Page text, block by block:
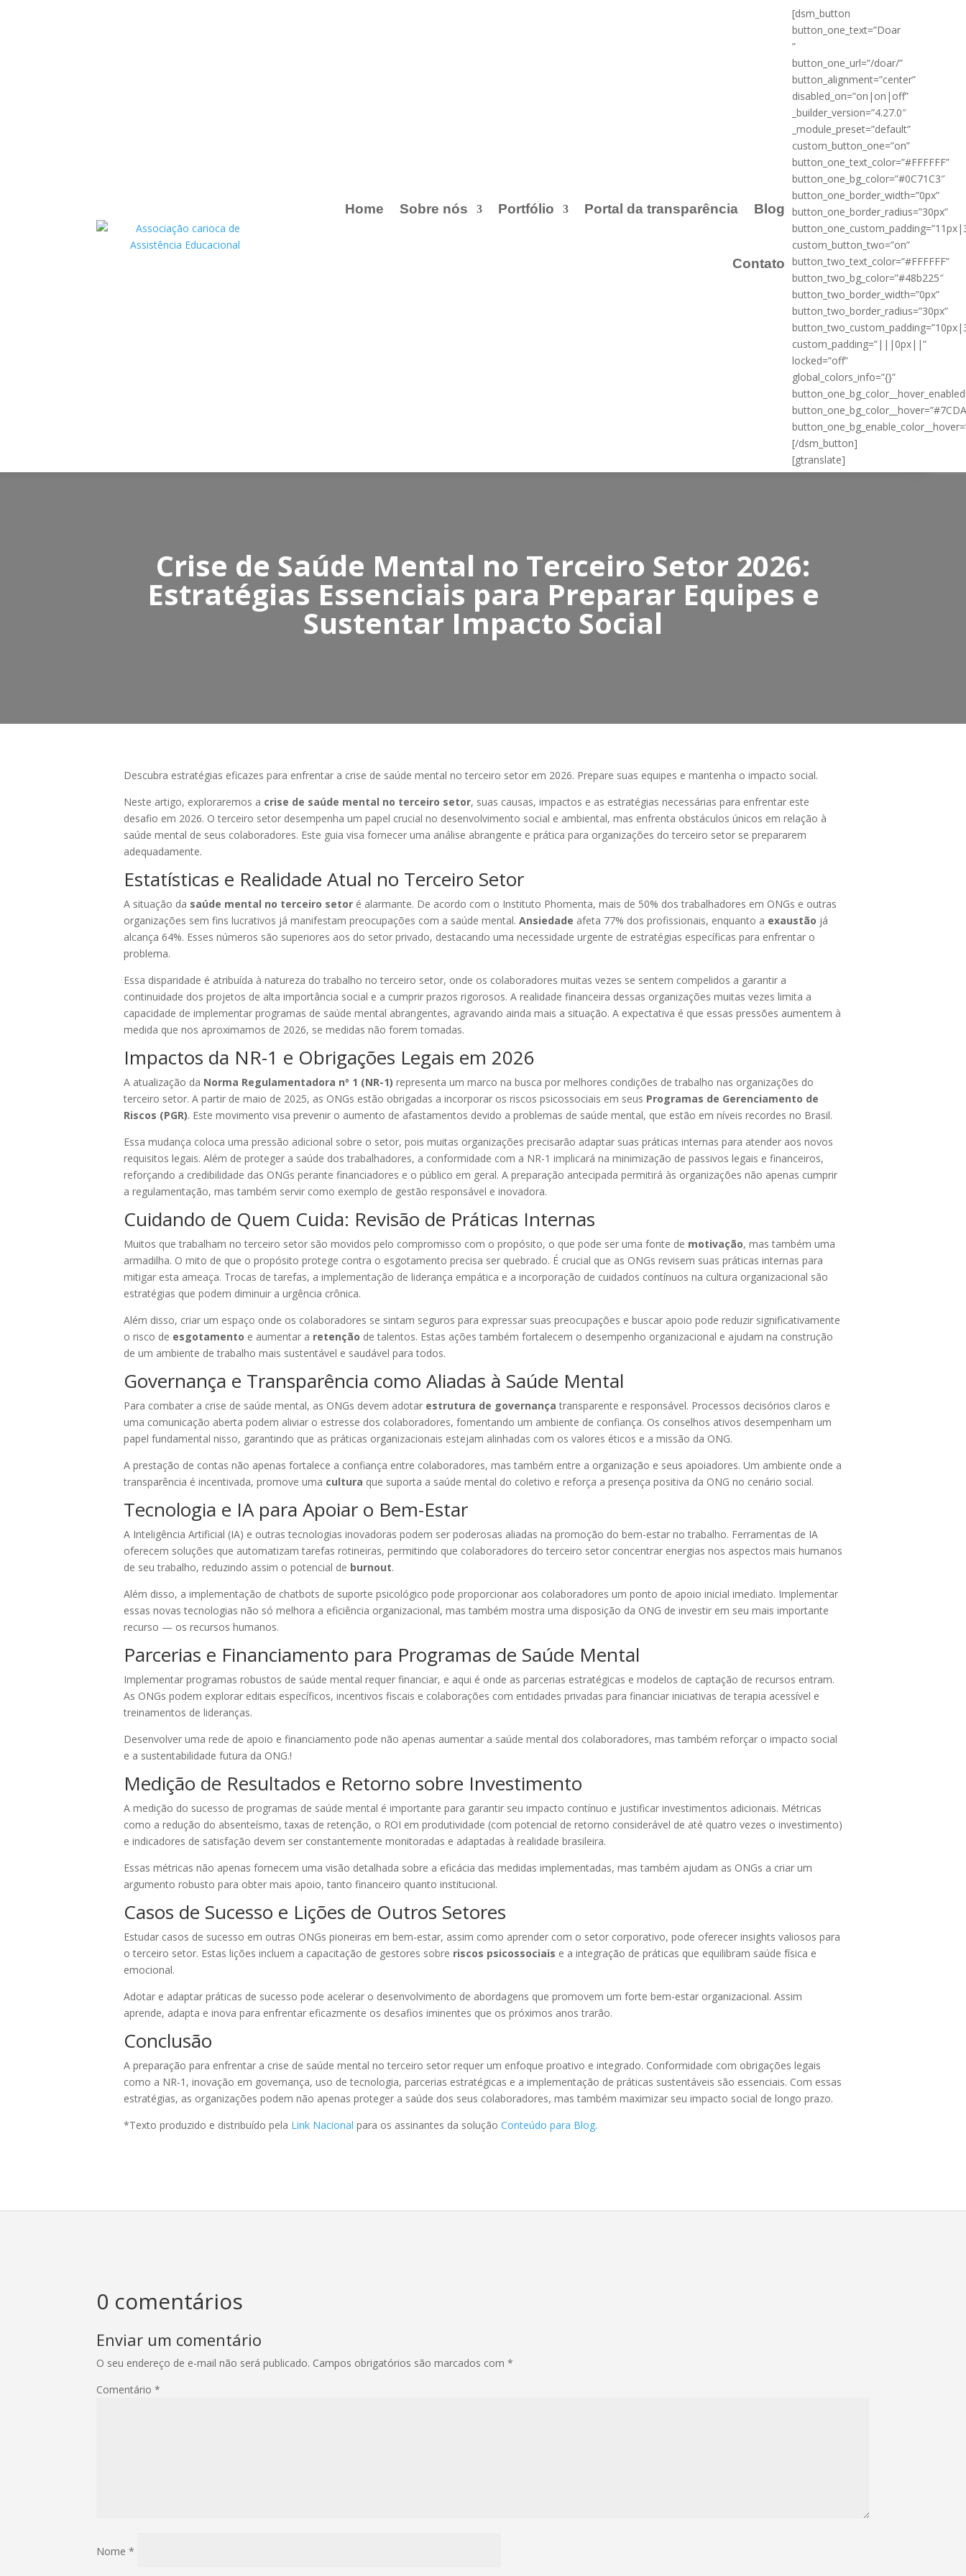
Home Sobre nós Portfólio Portal da transparência Blog
Contato
[dsm_button
button_one_text=”Doar
”
button_one_url=”/doar/”
button_alignment=”center”
disabled_on=”on|on|off”
_builder_version=”4.27.0″
_module_preset=”default”
custom_button_one=”on”
button_one_text_color=”#FFFFFF”
button_one_bg_color=”#0C71C3″
button_one_border_width=”0px”
button_one_border_radius=”30px”
custom_button_two=”on”
button_two_text_color=”#FFFFFF”
button_two_bg_color=”#48b225″
button_two_border_width=”0px”
button_two_border_radius=”30px”
custom_padding=”|||0px||”
locked=”off”
global_colors_info=”{}”
[/dsm_button]
[gtranslate]
Crise de Saúde Mental no Terceiro Setor 2026:
Estratégias Essenciais para Preparar Equipes e
Sustentar Impacto Social
Descubra estratégias eficazes para enfrentar a crise de saúde mental no terceiro setor em 2026. Prepare suas equipes e mantenha o impacto social.
Neste artigo, exploraremos a crise de saúde mental no terceiro setor, suas causas, impactos e as estratégias necessárias para enfrentar este
desafio em 2026. O terceiro setor desempenha um papel crucial no desenvolvimento social e ambiental, mas enfrenta obstáculos únicos em relação à
saúde mental de seus colaboradores. Este guia visa fornecer uma análise abrangente e prática para organizações do terceiro setor se prepararem
adequadamente.
Estatísticas e Realidade Atual no Terceiro Setor
A situação da saúde mental no terceiro setor é alarmante. De acordo com o Instituto Phomenta, mais de 50% dos trabalhadores em ONGs e outras
organizações sem fins lucrativos já manifestam preocupações com a saúde mental. Ansiedade afeta 77% dos profissionais, enquanto a exaustão já
alcança 64%. Esses números são superiores aos do setor privado, destacando uma necessidade urgente de estratégias específicas para enfrentar o
problema.
Essa disparidade é atribuída à natureza do trabalho no terceiro setor, onde os colaboradores muitas vezes se sentem compelidos a garantir a
continuidade dos projetos de alta importância social e a cumprir prazos rigorosos. A realidade financeira dessas organizações muitas vezes limita a
capacidade de implementar programas de saúde mental abrangentes, agravando ainda mais a situação. A expectativa é que essas pressões aumentem à
medida que nos aproximamos de 2026, se medidas não forem tomadas.
Impactos da NR-1 e Obrigações Legais em 2026
A atualização da Norma Regulamentadora nº 1 (NR-1) representa um marco na busca por melhores condições de trabalho nas organizações do
terceiro setor. A partir de maio de 2025, as ONGs estão obrigadas a incorporar os riscos psicossociais em seus Programas de Gerenciamento de
Riscos (PGR). Este movimento visa prevenir o aumento de afastamentos devido a problemas de saúde mental, que estão em níveis recordes no Brasil.
Essa mudança coloca uma pressão adicional sobre o setor, pois muitas organizações precisarão adaptar suas práticas internas para atender aos novos
requisitos legais. Além de proteger a saúde dos trabalhadores, a conformidade com a NR-1 implicará na minimização de passivos legais e financeiros,
reforçando a credibilidade das ONGs perante financiadores e o público em geral. A preparação antecipada permitirá às organizações não apenas cumprir
a regulamentação, mas também servir como exemplo de gestão responsável e inovadora.
Cuidando de Quem Cuida: Revisão de Práticas Internas
Muitos que trabalham no terceiro setor são movidos pelo compromisso com o propósito, o que pode ser uma fonte de motivação, mas também uma
armadilha. O mito de que o propósito protege contra o esgotamento precisa ser quebrado. É crucial que as ONGs revisem suas práticas internas para
mitigar esta ameaça. Trocas de tarefas, a implementação de liderança empática e a incorporação de cuidados contínuos na cultura organizacional são
estratégias que podem diminuir a urgência crônica.
Além disso, criar um espaço onde os colaboradores se sintam seguros para expressar suas preocupações e buscar apoio pode reduzir significativamente
o risco de esgotamento e aumentar a retenção de talentos. Estas ações também fortalecem o desempenho organizacional e ajudam na construção
de um ambiente de trabalho mais sustentável e saudável para todos.
Governança e Transparência como Aliadas à Saúde Mental
Para combater a crise de saúde mental, as ONGs devem adotar estrutura de governança transparente e responsável. Processos decisórios claros e
uma comunicação aberta podem aliviar o estresse dos colaboradores, fomentando um ambiente de confiança. Os conselhos ativos desempenham um
papel fundamental nisso, garantindo que as práticas organizacionais estejam alinhadas com os valores éticos e a missão da ONG.
A prestação de contas não apenas fortalece a confiança entre colaboradores, mas também entre a organização e seus apoiadores. Um ambiente onde a
transparência é incentivada, promove uma cultura que suporta a saúde mental do coletivo e reforça a presença positiva da ONG no cenário social.
Tecnologia e IA para Apoiar o Bem-Estar
A Inteligência Artificial (IA) e outras tecnologias inovadoras podem ser poderosas aliadas na promoção do bem-estar no trabalho. Ferramentas de IA
oferecem soluções que automatizam tarefas rotineiras, permitindo que colaboradores do terceiro setor concentrar energias nos aspectos mais humanos
de seu trabalho, reduzindo assim o potencial de burnout.
Além disso, a implementação de chatbots de suporte psicológico pode proporcionar aos colaboradores um ponto de apoio inicial imediato. Implementar
essas novas tecnologias não só melhora a eficiência organizacional, mas também mostra uma disposição da ONG de investir em seu mais importante
recurso — os recursos humanos.
Parcerias e Financiamento para Programas de Saúde Mental
Implementar programas robustos de saúde mental requer financiar, e aqui é onde as parcerias estratégicas e modelos de captação de recursos entram.
As ONGs podem explorar editais específicos, incentivos fiscais e colaborações com entidades privadas para financiar iniciativas de terapia acessível e
treinamentos de lideranças.
Desenvolver uma rede de apoio e financiamento pode não apenas aumentar a saúde mental dos colaboradores, mas também reforçar o impacto social
e a sustentabilidade futura da ONG.!
Medição de Resultados e Retorno sobre Investimento
A medição do sucesso de programas de saúde mental é importante para garantir seu impacto contínuo e justificar investimentos adicionais. Métricas
como a redução do absenteísmo, taxas de retenção, o ROI em produtividade (com potencial de retorno considerável de até quatro vezes o investimento)
e indicadores de satisfação devem ser constantemente monitoradas e adaptadas à realidade brasileira.
Essas métricas não apenas fornecem uma visão detalhada sobre a eficácia das medidas implementadas, mas também ajudam as ONGs a criar um
argumento robusto para obter mais apoio, tanto financeiro quanto institucional.
Casos de Sucesso e Lições de Outros Setores
Estudar casos de sucesso em outras ONGs pioneiras em bem-estar, assim como aprender com o setor corporativo, pode oferecer insights valiosos para
o terceiro setor. Estas lições incluem a capacitação de gestores sobre riscos psicossociais e a integração de práticas que equilibram saúde física e
emocional.
Adotar e adaptar práticas de sucesso pode acelerar o desenvolvimento de abordagens que promovem um forte bem-estar organizacional. Assim
aprende, adapta e inova para enfrentar eficazmente os desafios iminentes que os próximos anos trarão.
Conclusão
A preparação para enfrentar a crise de saúde mental no terceiro setor requer um enfoque proativo e integrado. Conformidade com obrigações legais
como a NR-1, inovação em governança, uso de tecnologia, parcerias estratégicas e a implementação de práticas sustentáveis são essenciais. Com essas
estratégias, as organizações podem não apenas proteger a saúde dos seus colaboradores, mas também maximizar seu impacto social de longo prazo.
*Texto produzido e distribuído pela Link Nacional para os assinantes da solução Conteúdo para Blog.
0 comentários
Enviar um comentário
O seu endereço de e-mail não será publicado. Campos obrigatórios são marcados com*
Comentário*
Nome*